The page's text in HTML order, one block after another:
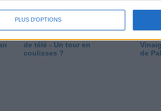
PLUS D'OPTIONS
de télé - Un tour en
coulisses ?
de